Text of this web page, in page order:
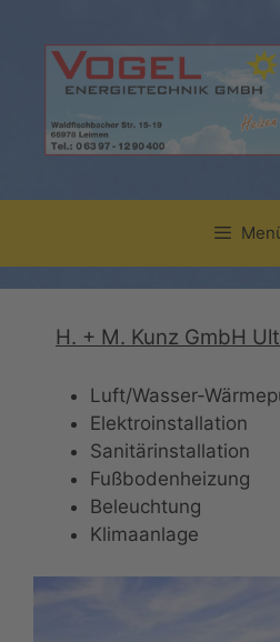
Inhalt
springen
H. + M. Kunz GmbH
Luft/Wasser-
Elektroinstallation
Sanitärinstallation
Fußbodenheizung
Beleuchtung
Klimaanlage